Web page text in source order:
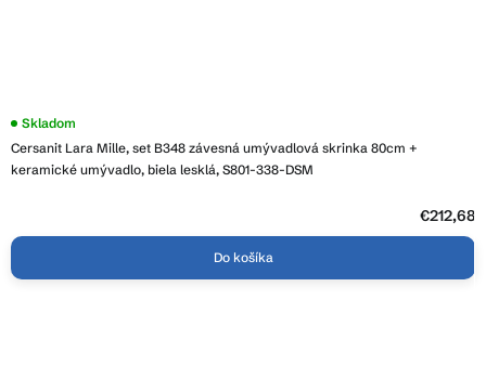
Cersanit Lara Mille, set B348 závesná umývadlová skrinka 80cm +
keramické umývadlo, biela lesklá, S801-338-DSM
Priemerné
produktu
je
Skladom
€212,68
Do košíka